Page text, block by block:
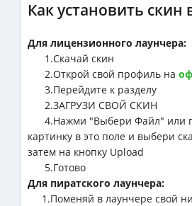
Как установить
Для лицензионного лаунчера:
1.Cкачай скин
2.Открой свой профиль на
3.Перейдите к разделу
2.ЗАГРУЗИ СВОЙ СКИН
4.Нажми "Выбери Файл" или
картинку в это поле и выбери
затем на кнопку Upload
5.Готово
Для пиратского лаунчера:
1.Поменяй в лаунчере свой